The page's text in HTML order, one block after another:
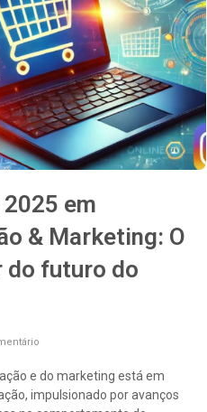
em
& Marketing: O
do futuro do
e do marketing está em
impulsionado por avanços